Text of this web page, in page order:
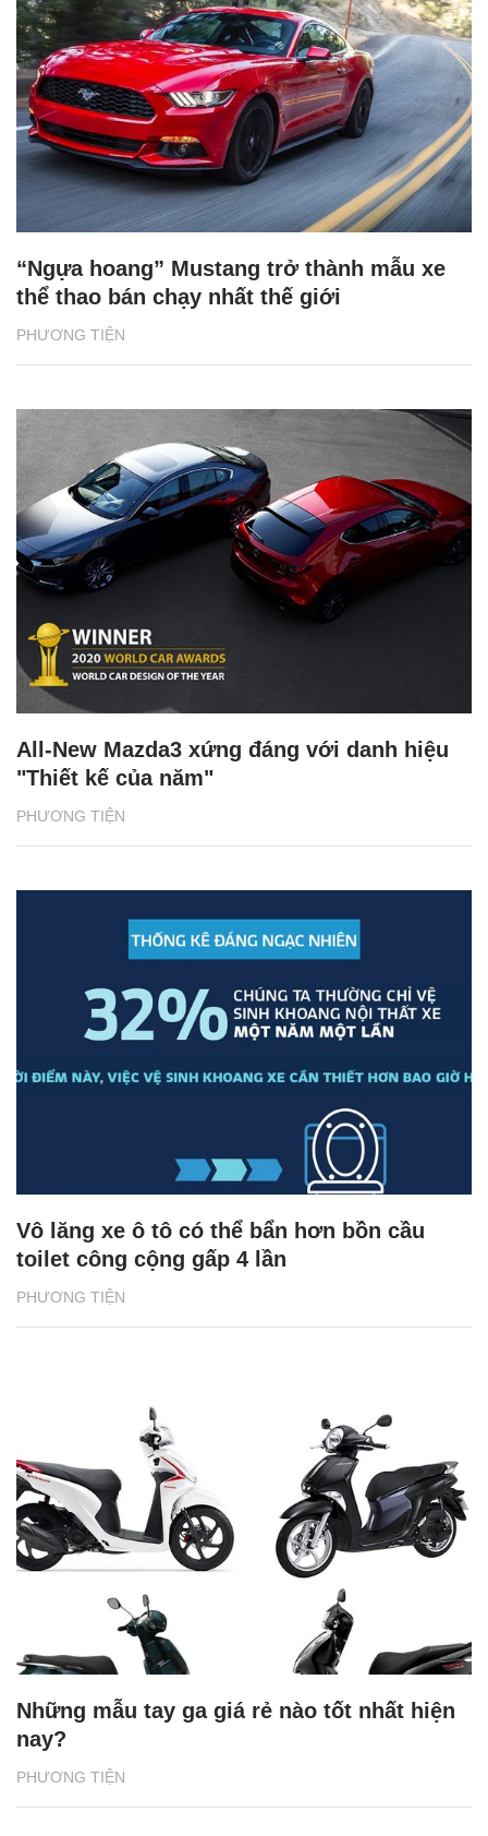
PHƯƠNG TIỆN
“Ngựa hoang” Mustang trở thành mẫu xe
thể thao bán chạy nhất thế giới
PHƯƠNG TIỆN
All-New Mazda3 xứng đáng với danh hiệu
"Thiết kế của năm"
PHƯƠNG TIỆN
Vô lăng xe ô tô có thể bẩn hơn bồn cầu
toilet công cộng gấp 4 lần
PHƯƠNG TIỆN
Những mẫu tay ga giá rẻ nào tốt nhất hiện
nay?